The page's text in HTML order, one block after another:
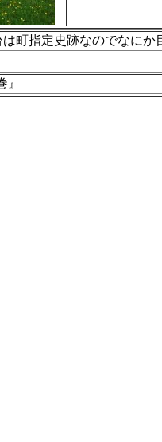
は町指定史跡なのでなに
』